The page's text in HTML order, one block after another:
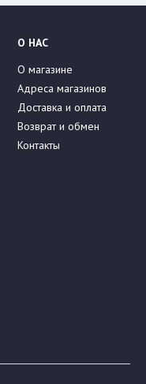
О НАС
О магазине
Адреса магазинов
Доставка и оплата
Возврат и обмен
Контакты